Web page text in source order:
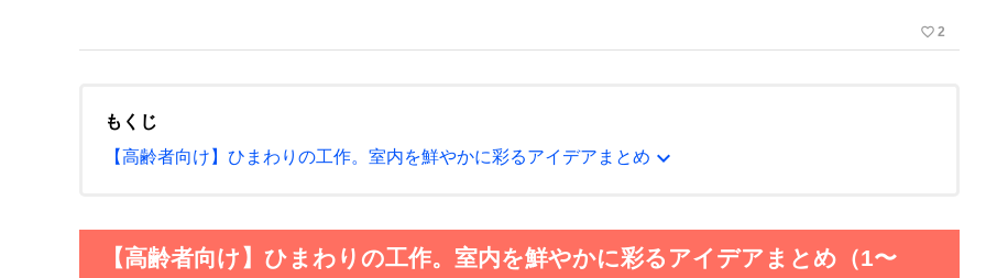
favorite_border 2
もくじ
【高齢者向け】ひまわりの工作。室内を鮮やかに彩るアイデアまとめ expand_more
【高齢者向け】ひまわりの工作。室内を鮮やかに彩るアイデアまとめ（1〜